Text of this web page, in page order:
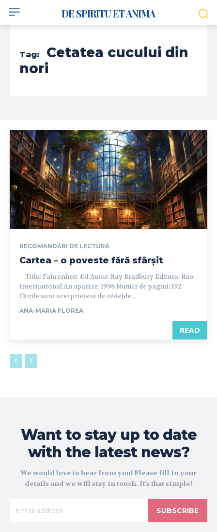
DE SPIRITU ET ANIMA
Tag:
Cetatea cucului din
nori
RECOMANDĂRI DE LECTURĂ
Cartea – o poveste fără sfârșit
International An apariție: 1998 Număr de pagini: 192
Cărțile sunt acei prieteni de nădejde...
ANA-MARIA FLOREA
READ
Want to stay up to date
with the latest news?
We would love to hear from you! Please fill in your
details and we will stay in touch. It's that simple!
SUBSCRIBE